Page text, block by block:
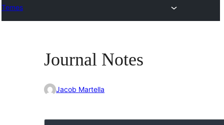
Temes
Journal Notes
Jacob Martella